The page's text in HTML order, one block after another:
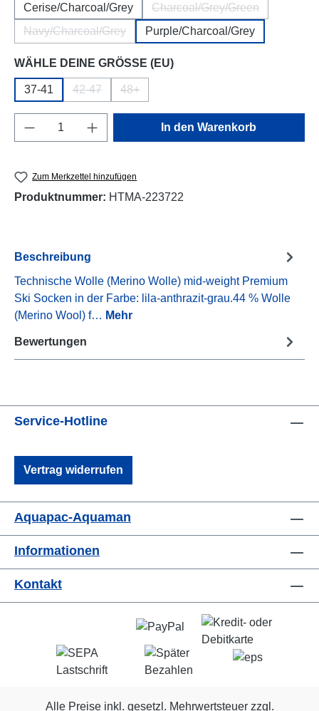
Cerise/Charcoal/Grey
Charcoal/Grey/Green
(Diese Option ist zurzeit
Navy/Charcoal/Grey
(Diese Option ist zurzeit nicht verfügbar.)
Purple/Charcoal/Grey
WÄHLE DEINE GRÖSSE (EU)auswählen
37-41 42-47 48+
Produkt Anzahl: Gib den gewünschten
In den Warenkorb
Zum Merkzettel hinzufügen
Produktnummer: HTMA-223722
Beschreibung
Technische Wolle (Merino Wolle) mid-weight Premium
Ski Socken in der Farbe: lila-anthrazit-grau.44 % Wolle
(Merino Wool) f… Mehr
Bewertungen
Service-Hotline
Vertrag widerrufen
Aquapac-Aquaman
Informationen
Kontakt
Alle Preise inkl. gesetzl. Mehrwertsteuer zzgl.